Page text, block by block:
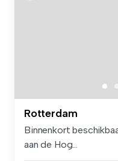
Rotterdam
Binnenkort
aan de Hog...